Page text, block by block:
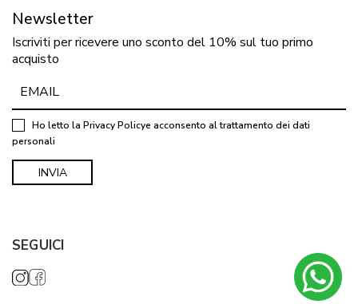
Newsletter
Iscriviti per ricevere uno sconto del 10% sul tuo primo
acquisto
Ho letto la Privacy Policye acconsento al trattamento dei dati
personali
SEGUICI